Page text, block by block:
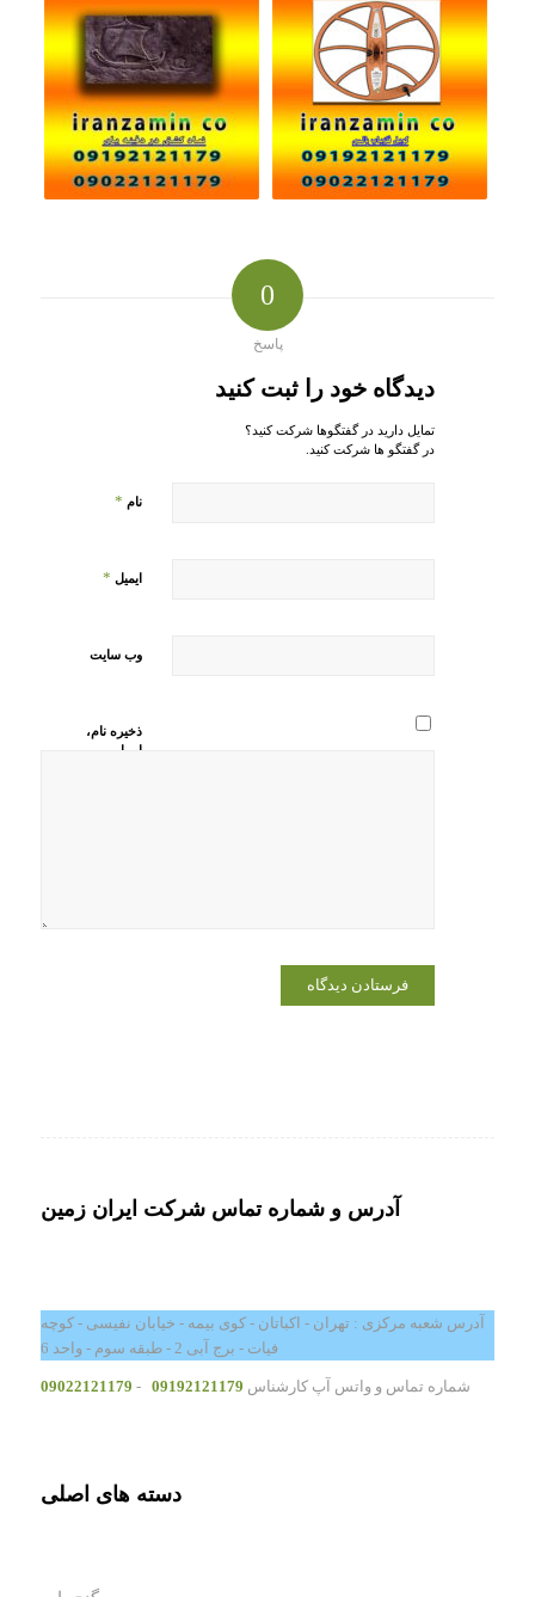
0
پاسخ
دیدگاه خود را ثبت کنید
تمایل دارید در گفتگوها شرکت کنید؟
در گفتگو ها شرکت کنید.
نام *
ایمیل *
وب‌ سایت
ذخیره نام،
ایمیل و
آدرس و شماره تماس شرکت ایران زمین
آدرس شعبه مرکزی : تهران - اکباتان - کوی بیمه - خیابان نفیسی - کوچه
فیات - برج آبی 2 - طبقه سوم - واحد 6
شماره تماس و واتس آپ کارشناس 09192121179
-
09022121179
دسته های اصلی